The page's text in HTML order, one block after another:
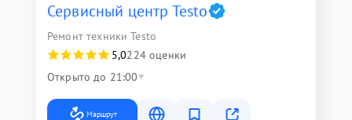
Сервисный центр Testo
Ремонт техники Testo
5,0224 оценки
Открыто до 21:00
Маршрут